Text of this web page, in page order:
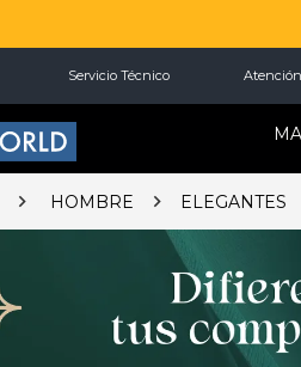
Servicio Técnico
HOMBRE ELEGANTES